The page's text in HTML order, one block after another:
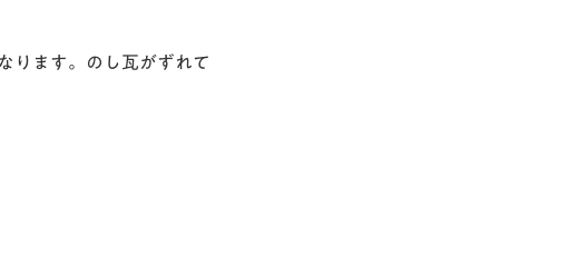
ります。のし瓦がずれて